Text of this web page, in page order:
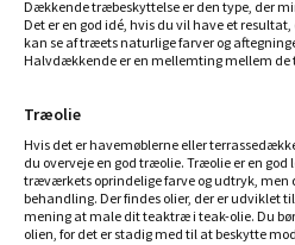
Dækkende træbeskyttelse er den type, der
Det er en god idé, hvis du vil have et
kan se af træets naturlige farver og
Halvdækkende er en mellemting mellem de
Træolie
Hvis det er havemøblerne eller
du overveje en god træolie. Træolie er en
træværkets oprindelige farve og udtryk, men
behandling. Der findes olier, der er udviklet
mening at male dit teaktræ i teak-olie. Du
olien, for det er stadig med til at beskytte